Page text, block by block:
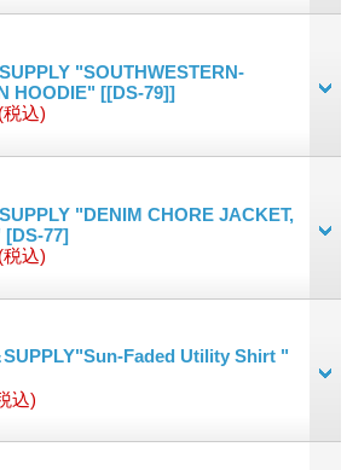
"SOUTHWESTERN-
HOODIE" [[DS-79]]
(税込)
"DENIM CHORE JACKET,
[DS-77]
(税込)
SUPPLY"Sun-Faded Utility Shirt "
込)